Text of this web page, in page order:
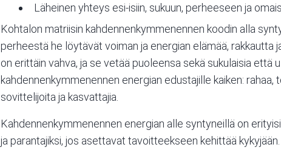
Läheinen yhteys esi-isiin, sukuun, perheeseen ja
Kohtalon matriisin kahdennenkymmenennen koodin alla
perheestä he löytävät voiman ja energian elämää, rakkautta
on erittäin vahva, ja se vetää puoleensa sekä sukulaisia
kahdennenkymmenennen energian edustajille kaiken:
sovittelijoita ja kasvattajia.
Kahdennenkymmenennen energian alle syntyneillä on
ja parantajiksi, jos asettavat tavoitteekseen kehittää